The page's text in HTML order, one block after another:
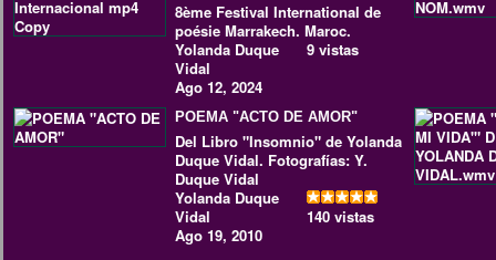
8ème Festival International de
poésie Marrakech. Maroc.
Yolanda Duque
Vidal
Ago 12, 2024
9 vistas
POEMA "ACTO DE AMOR"
Del Libro "Insomnio" de Yolanda
Duque Vidal. Fotografías: Y.
Duque Vidal
Yolanda Duque
Vidal
Ago 19, 2010
140 vistas